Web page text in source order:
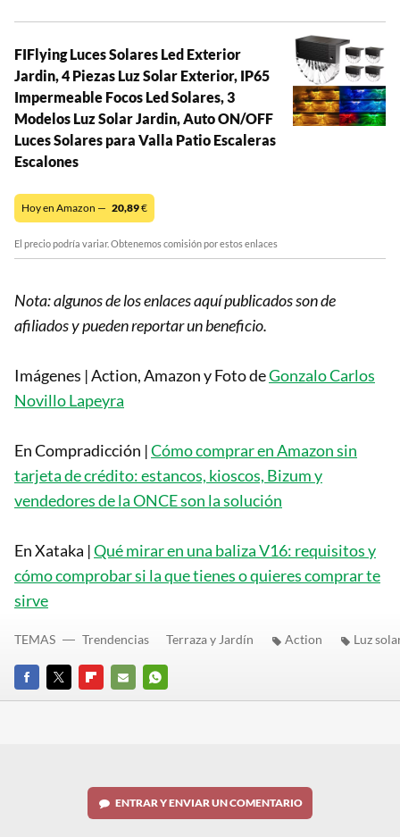
FIFlying Luces Solares Led Exterior
Jardin, 4 Piezas Luz Solar Exterior, IP65
Impermeable Focos Led Solares, 3
Modelos Luz Solar Jardin, Auto ON/OFF
Luces Solares para Valla Patio Escaleras
Escalones
Hoy en Amazon — 20,89€
El precio podría variar. Obtenemos comisión por estos enlaces
Nota: algunos de los enlaces aquí publicados son de
afiliados y pueden reportar un beneficio.
Imágenes | Action, Amazon y Foto deGonzalo Carlos
Novillo Lapeyra
En Compradicción |Cómo comprar en Amazon sin
tarjeta de crédito: estancos, kioscos, Bizum y
vendedores de la ONCE son la solución
En Xataka |Qué mirar en una baliza V16: requisitos y
cómo comprobar si la que tienes o quieres comprar te
sirve
FACEBOOK
TWITTERFLIPBOARD
E-
WHATSAPP
TEMAS Trendencias Terraza y Jardín Action Luz
ENTRAR Y ENVIAR UN COMENTARIO